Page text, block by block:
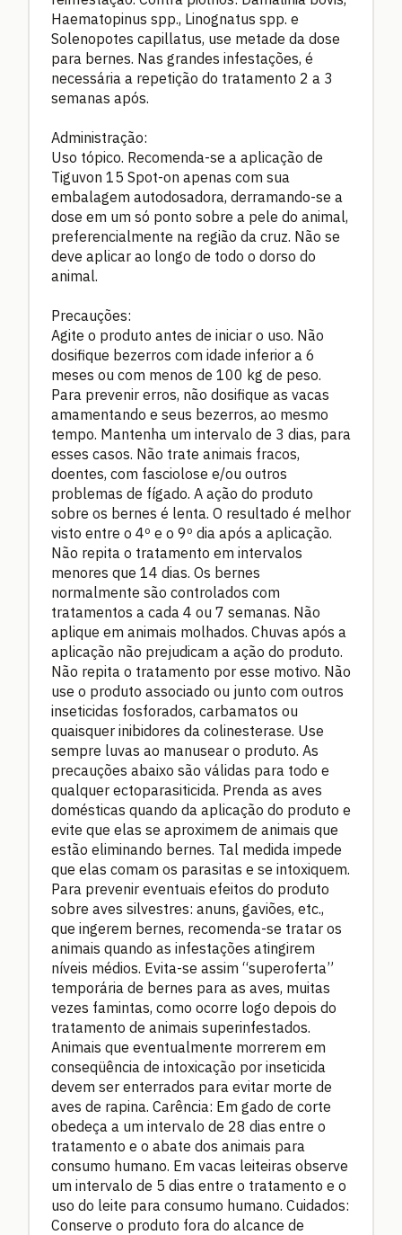
Haematopinus spp., Linognatus spp. e
Solenopotes capillatus, use metade da dose
para bernes. Nas grandes infestações, é
necessária a repetição do tratamento 2 a 3
semanas após.
Administração:
Uso tópico. Recomenda-se a aplicação de
Tiguvon 15 Spot-on apenas com sua
embalagem autodosadora, derramando-se a
dose em um só ponto sobre a pele do animal,
preferencialmente na região da cruz. Não se
deve aplicar ao longo de todo o dorso do
animal.
Precauções:
Agite o produto antes de iniciar o uso. Não
dosifique bezerros com idade inferior a 6
meses ou com menos de 100 kg de peso.
Para prevenir erros, não dosifique as vacas
amamentando e seus bezerros, ao mesmo
tempo. Mantenha um intervalo de 3 dias, para
esses casos. Não trate animais fracos,
doentes, com fasciolose e/ou outros
problemas de fígado. A ação do produto
sobre os bernes é lenta. O resultado é melhor
visto entre o 4º e o 9º dia após a aplicação.
Não repita o tratamento em intervalos
menores que 14 dias. Os bernes
normalmente são controlados com
tratamentos a cada 4 ou 7 semanas. Não
aplique em animais molhados. Chuvas após a
aplicação não prejudicam a ação do produto.
Não repita o tratamento por esse motivo. Não
use o produto associado ou junto com outros
inseticidas fosforados, carbamatos ou
quaisquer inibidores da colinesterase. Use
sempre luvas ao manusear o produto. As
precauções abaixo são válidas para todo e
qualquer ectoparasiticida. Prenda as aves
domésticas quando da aplicação do produto e
evite que elas se aproximem de animais que
estão eliminando bernes. Tal medida impede
que elas comam os parasitas e se intoxiquem.
Para prevenir eventuais efeitos do produto
sobre aves silvestres: anuns, gaviões, etc.,
que ingerem bernes, recomenda-se tratar os
animais quando as infestações atingirem
níveis médios. Evita-se assim “superoferta”
temporária de bernes para as aves, muitas
vezes famintas, como ocorre logo depois do
tratamento de animais superinfestados.
Animais que eventualmente morrerem em
conseqüência de intoxicação por inseticida
devem ser enterrados para evitar morte de
aves de rapina. Carência: Em gado de corte
obedeça a um intervalo de 28 dias entre o
tratamento e o abate dos animais para
consumo humano. Em vacas leiteiras observe
um intervalo de 5 dias entre o tratamento e o
uso do leite para consumo humano. Cuidados:
Conserve o produto fora do alcance de